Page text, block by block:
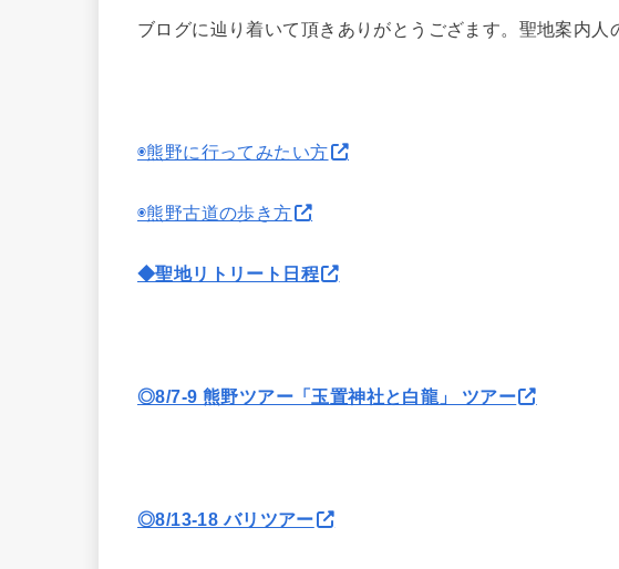
ブログに辿り着いて頂きありがとうござます。聖地案内人
◉熊野に行ってみたい方
◉熊野古道の歩き方
◆聖地リトリート日程
◎8/7-9 熊野ツアー「玉置神社と白龍」 ツアー
◎8/13-18 バリツアー